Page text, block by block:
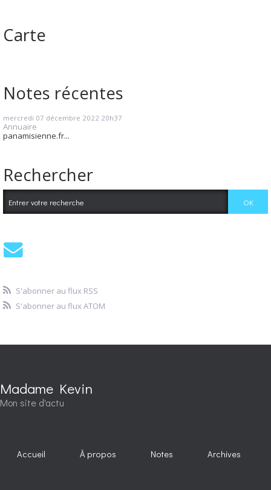
Carte
Notes récentes
mercredi 07 décembre 2022 20h37
Annuaire
panamisienne.fr...
Rechercher
S'abonner au flux RSS
S'abonner au flux ATOM
Madame Kevin
Mon site d'actu
Accueil À propos Notes Archives